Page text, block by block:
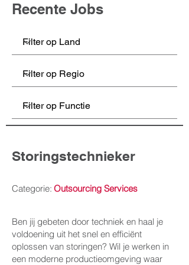
Recente Jobs
Storingstechnieker
Categorie: Outsourcing Services
Ben jij gebeten door techniek en haal je
voldoening uit het snel en efficiënt
oplossen van storingen? Wil je werken in
een moderne productieomgeving waar